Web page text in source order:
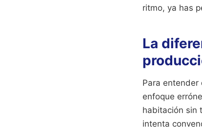
ritmo, ya has
La
Para entender
enfoque
habitación sin
intenta